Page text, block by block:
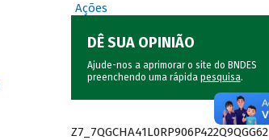
Ações
DÊ SUA OPINIÃO
Ajude-nos a aprimorar o site do BNDES
preenchendo uma rápida pesquisa.
Z7_7QGCHA41L0RP906P422Q9QGG62